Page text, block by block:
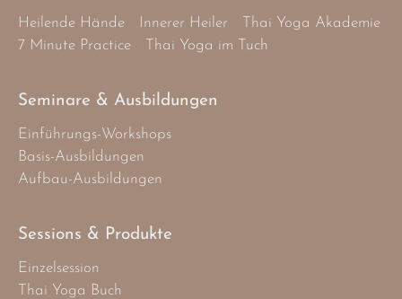
Heilende Hände Innerer Heiler
Thai Yoga Akademie
7 Minute Practice
Thai Yoga im Tuch
Seminare & Ausbildungen
Einführungs-Workshops
Basis-Ausbildungen
Aufbau-Ausbildungen
Sessions & Produkte
Einzelsession
Thai Yoga Buch